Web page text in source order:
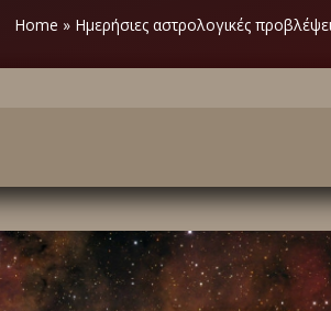
Home » Ημερήσιες αστρολογικές